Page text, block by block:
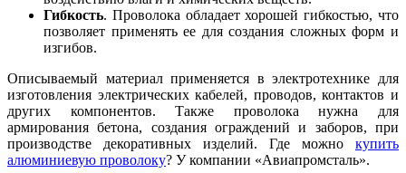
Гибкость. Проволока обладает хорошей гибкостью, что
позволяет применять ее для создания сложных форм и
изгибов.
Описываемый материал применяется в электротехнике для
изготовления электрических кабелей, проводов, контактов и
других компонентов. Также проволока нужна для
армирования бетона, создания ограждений и заборов, при
производстве декоративных изделий. Где можно купить
алюминиевую проволоку? У компании «Авиапромсталь».